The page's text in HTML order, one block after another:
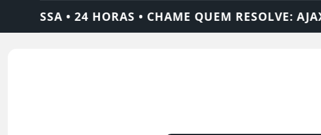
• CHAME QUEM RESOLVE: AJAX SOLUÇÕES